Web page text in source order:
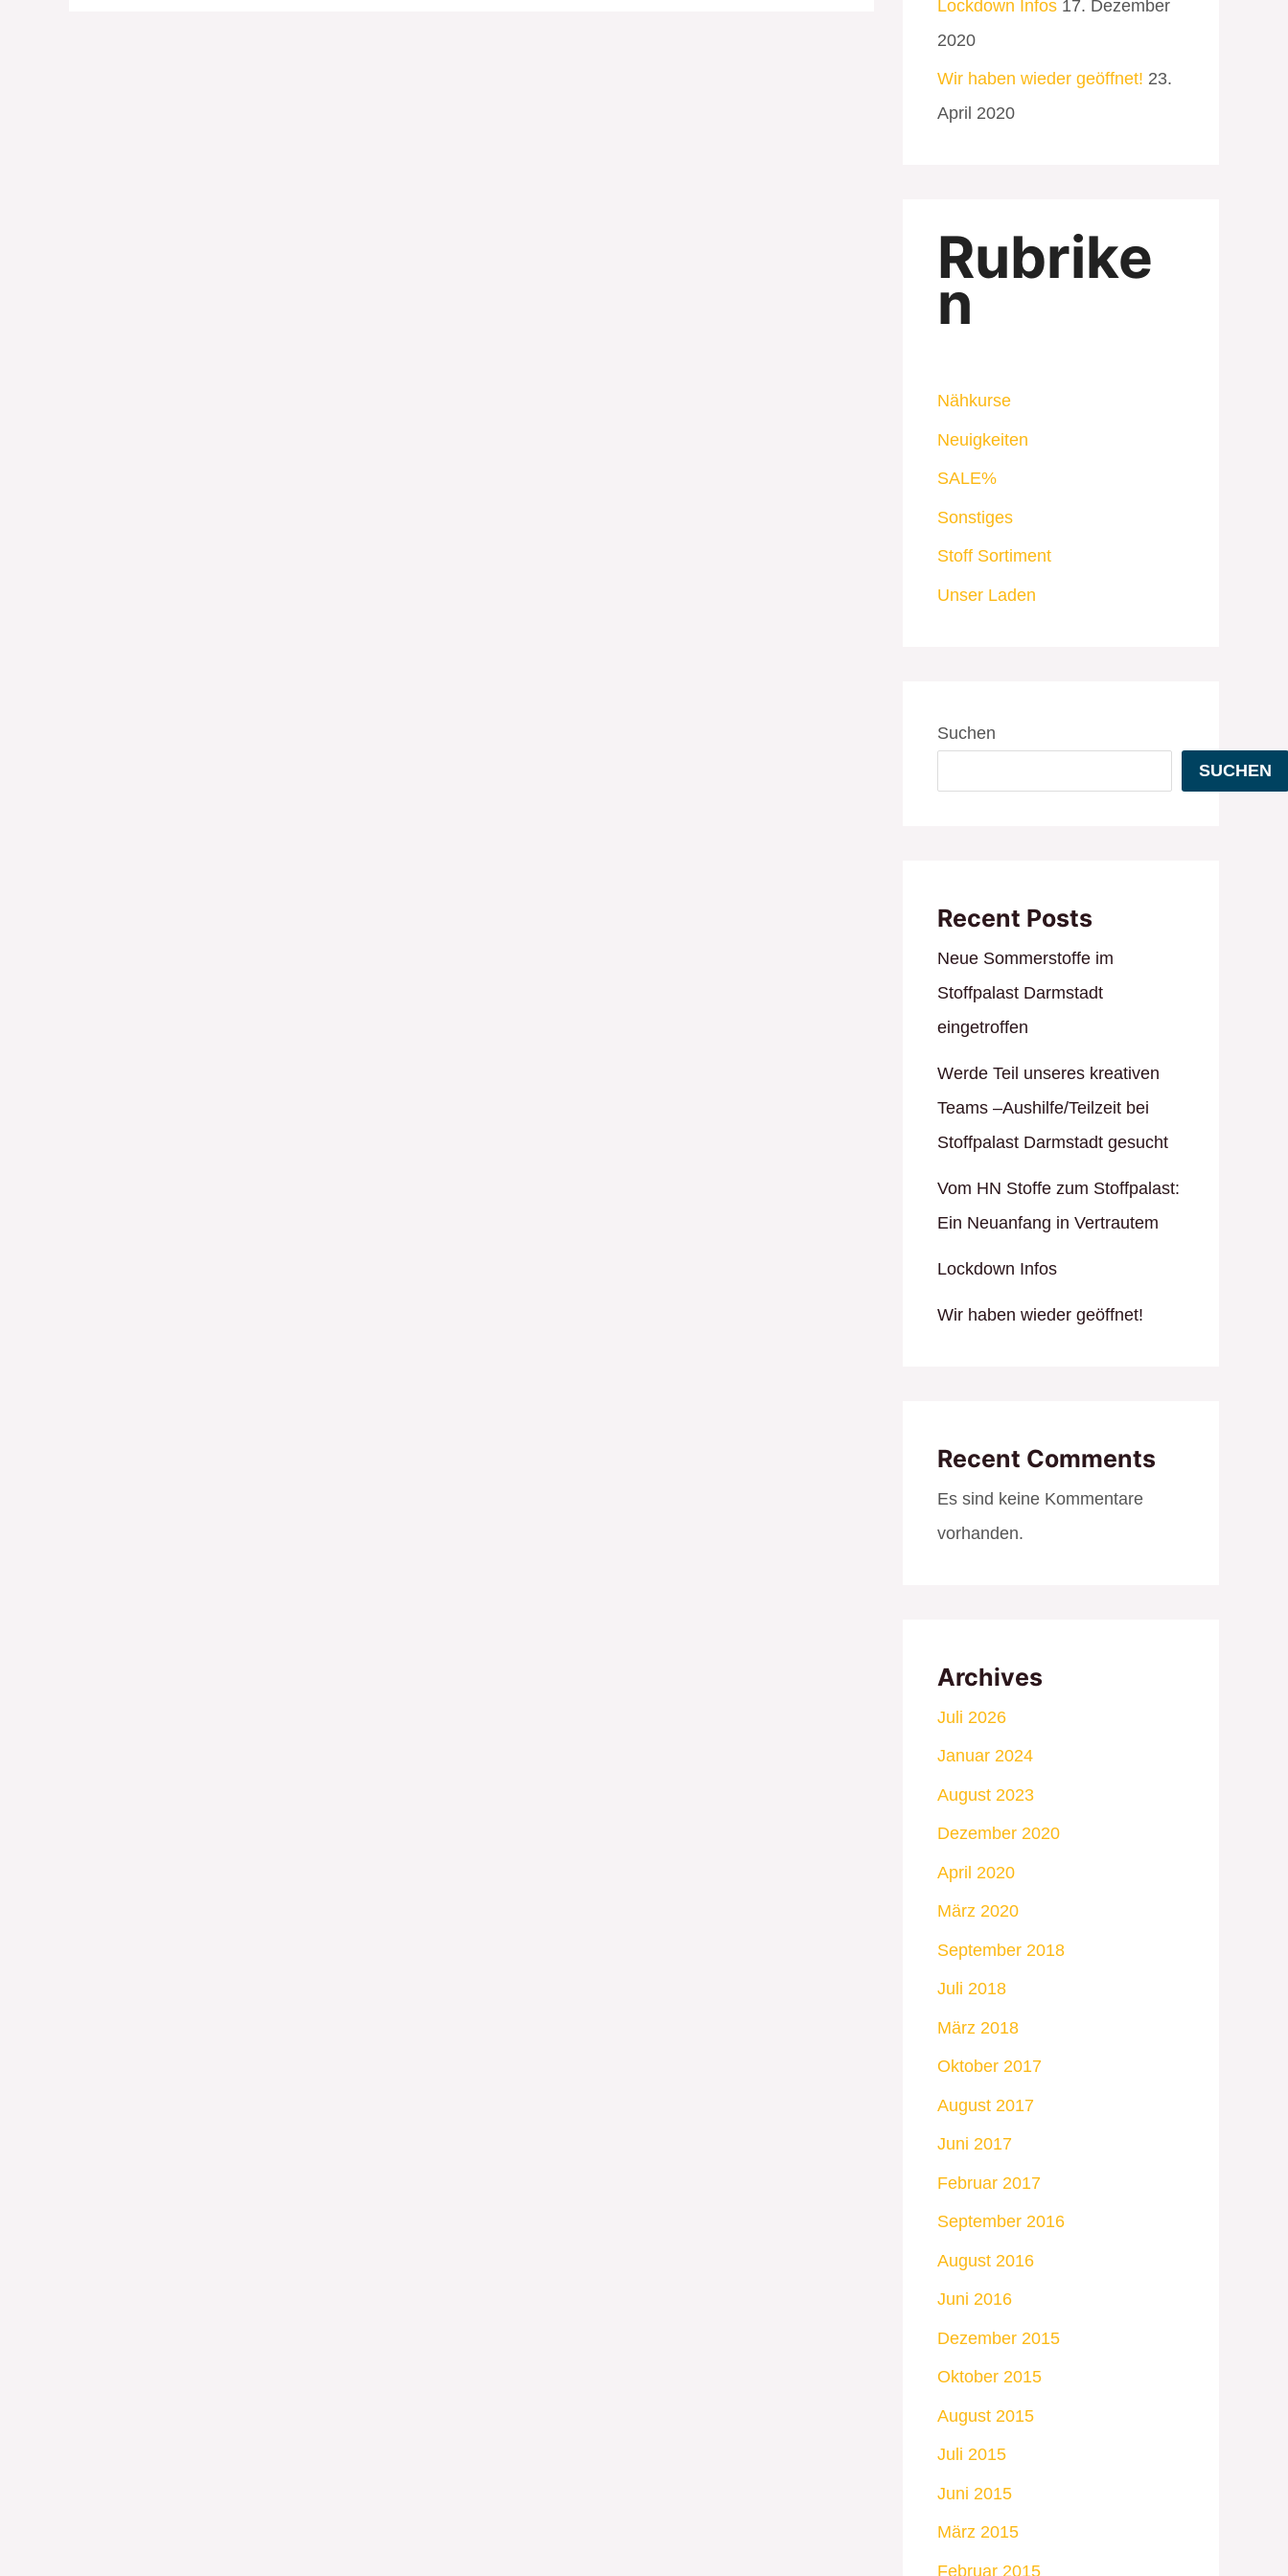
Lockdown Infos 17. Dezember
2020
Wir haben wieder geöffnet! 23.
April 2020
Rubrike
n
Nähkurse
Neuigkeiten
SALE%
Sonstiges
Stoff Sortiment
Unser Laden
Suchen
SUCHEN
Recent Posts
Neue Sommerstoffe im
Stoffpalast Darmstadt
eingetroffen
Werde Teil unseres kreativen
Teams –Aushilfe/Teilzeit bei
Stoffpalast Darmstadt gesucht
Vom HN Stoffe zum Stoffpalast:
Ein Neuanfang in Vertrautem
Lockdown Infos
Wir haben wieder geöffnet!
Recent Comments
Es sind keine Kommentare
vorhanden.
Archives
Juli 2026
Januar 2024
August 2023
Dezember 2020
April 2020
März 2020
September 2018
Juli 2018
März 2018
Oktober 2017
August 2017
Juni 2017
Februar 2017
September 2016
August 2016
Juni 2016
Dezember 2015
Oktober 2015
August 2015
Juli 2015
Juni 2015
März 2015
Februar 2015